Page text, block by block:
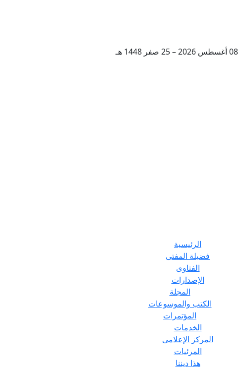
الرئيسية
فضيلة المفتى
الفتاوى
الإصدارات
المجلة
الكتب والموسوعات
المؤتمرات
الخدمات
المركز الإعلامى
المرئيات
هذا ديننا